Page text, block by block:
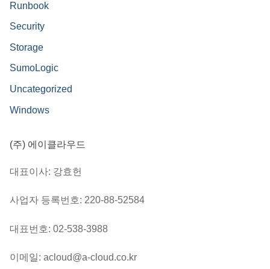
Runbook
Security
Storage
SumoLogic
Uncategorized
Windows
(주) 에이클라우드
대표이사: 강효헌
사업자 등록번호: 220-88-52584
대표번호: 02-538-3988
이메일: acloud@a-cloud.co.kr